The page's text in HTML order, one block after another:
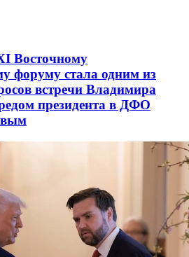
Восточному
форуму стала одним из
встречи Владимира
президента в ДФО